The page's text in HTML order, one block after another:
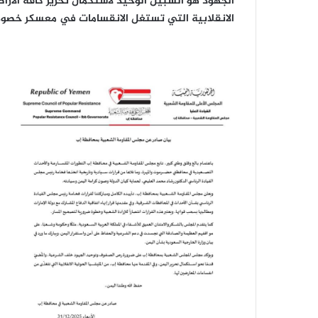
الانقلابية التي تستغل الانقسامات في معسكر